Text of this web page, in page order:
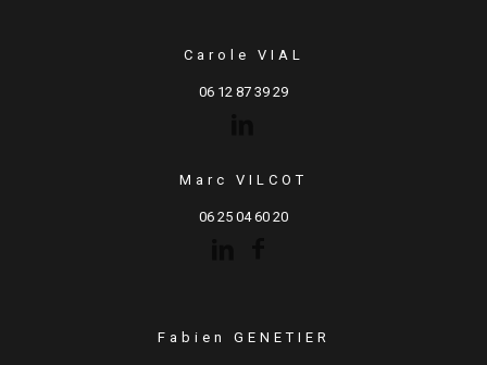
Carole VIAL
06 12 87 39 29
Marc VILCOT
06 25 04 60 20
Fabien GENETIER